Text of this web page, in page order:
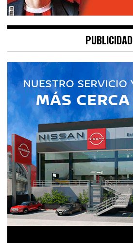
PUBLICIDAD